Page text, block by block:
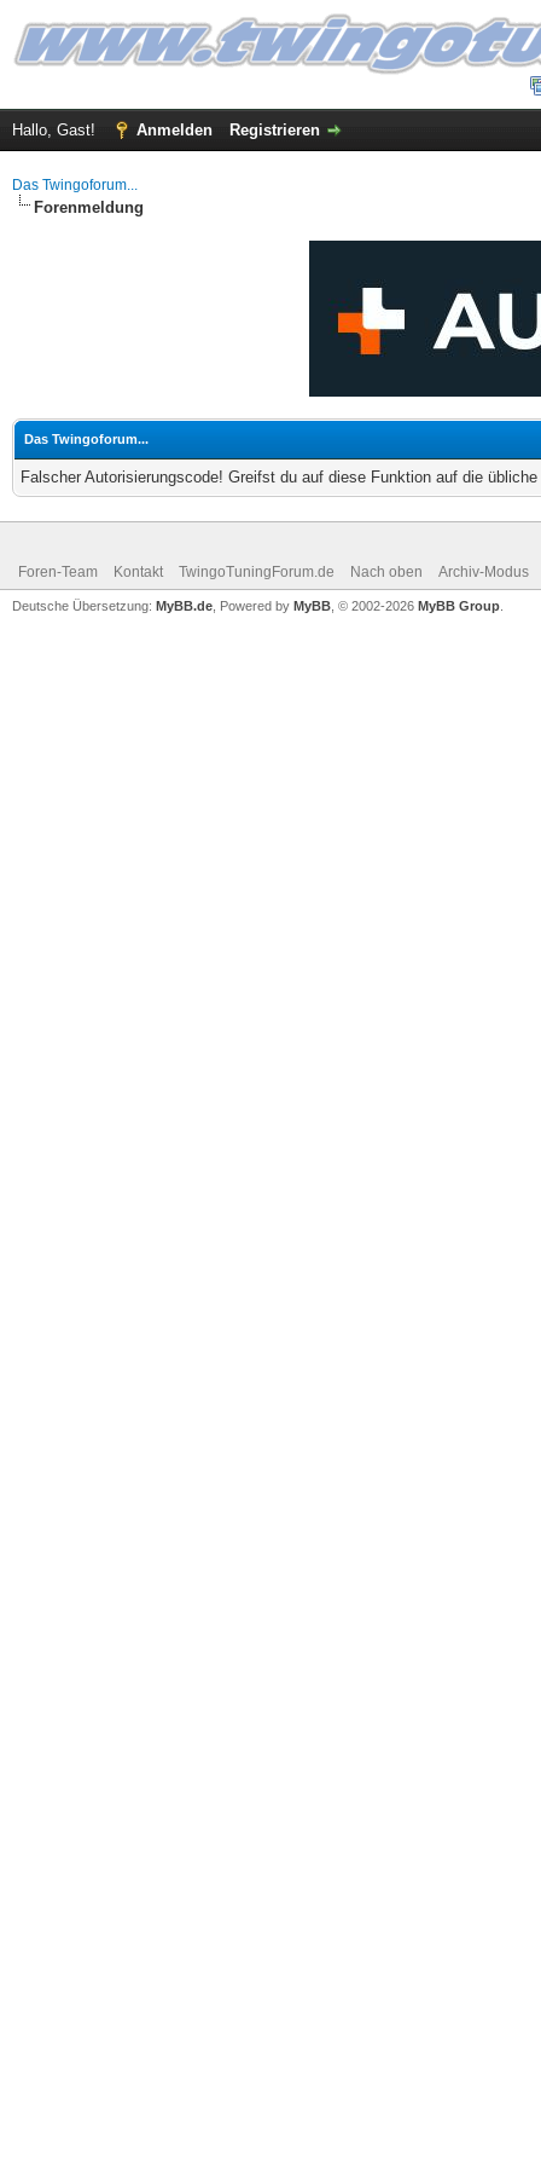
Hallo, Gast! Anmelden Registrieren
Das Twingoforum...
Forenmeldung
Das Twingoforum...
Falscher Autorisierungscode! Greifst du auf diese Funktion auf die
Foren-Team Kontakt TwingoTuningForum.de Nach oben Archiv-Modus
Deutsche Übersetzung: MyBB.de , Powered by MyBB , © 2002-2026 MyBB Group